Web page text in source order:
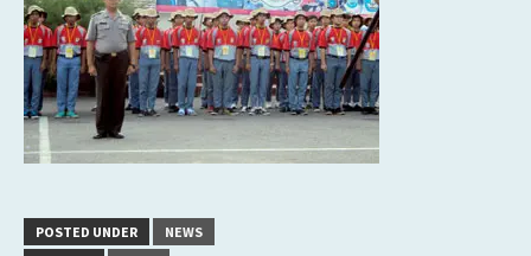
POSTED UNDER
NEWS